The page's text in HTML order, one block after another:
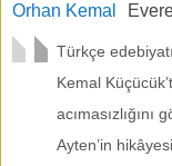
Orhan Kemal
Türkçe
Kemal
Ayten’in